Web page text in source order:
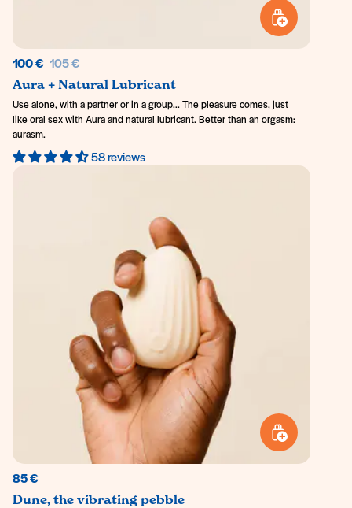
ADD TO BASKET
100 € Regular price
105 €
Aura + Natural Lubricant
Use alone, with a partner or in a group... The pleasure comes, just
like oral sex with Aura and natural lubricant. Better than an orgasm:
aurasm.
58 reviews
ADD TO BASKET
85 €
Dune, the vibrating pebble